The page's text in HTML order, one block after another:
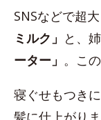
SNSなどで超
ミルク」 と、
ーター」 。こ
寝ぐせもつき